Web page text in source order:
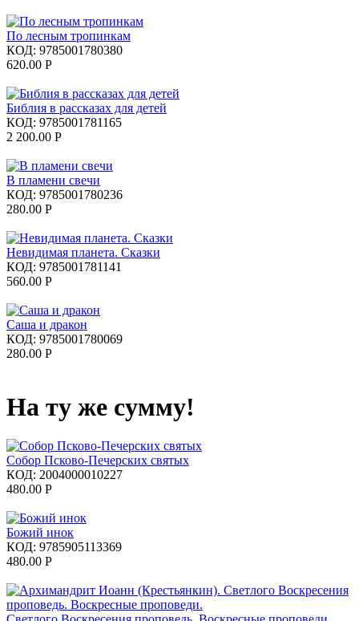
По лесным тропинкам
КОД: 9785001780380
620.00 Р
Библия в рассказах для детей
КОД: 9785001781165
2 200.00 Р
В пламени свечи
КОД: 9785001780236
280.00 Р
Невидимая планета. Сказки
КОД: 9785001781141
560.00 Р
Саша и дракон
КОД: 9785001780069
280.00 Р
На ту же сумму!
Собор Псково-Печерских святых
КОД: 2004000010227
480.00 Р
Божий инок
КОД: 9785905113369
480.00 Р